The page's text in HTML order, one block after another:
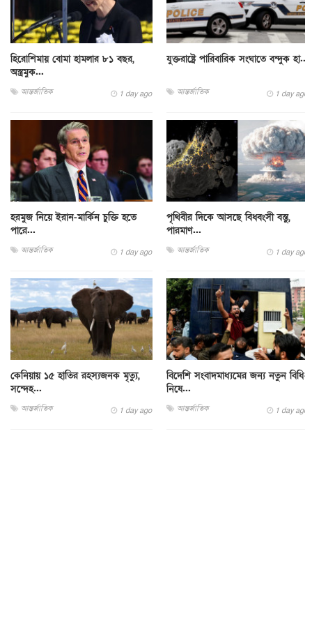
হিরোশিমায় বোমা হামলার ৮১ বছর,
অস্ত্রমুক...
আন্তর্জাতিক 1 day ago
যুক্তরাষ্ট্রে পারিবারিক সংঘাতে বন্দুক হা...
আন্তর্জাতিক 1 day ago
হরমুজ নিয়ে ইরান-মার্কিন চুক্তি হতে
পারে...
আন্তর্জাতিক 1 day ago
পৃথিবীর দিকে আসছে বিধ্বংসী বস্তু,
পারমাণ...
আন্তর্জাতিক 1 day ago
কেনিয়ায় ১৫ হাতির রহস্যজনক মৃত্যু,
সন্দেহ...
আন্তর্জাতিক 1 day ago
বিদেশি সংবাদমাধ্যমের জন্য নতুন বিধি-
নিষে...
আন্তর্জাতিক 1 day ago